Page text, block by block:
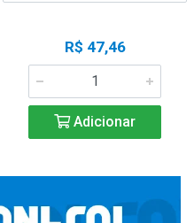
R$ 47,46
Adicionar